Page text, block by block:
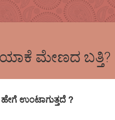
ಮೇಣದ ಬತ್ತಿ?
ಹೇಗೆ ಉಂಟಾಗುತ್ತದೆ ?